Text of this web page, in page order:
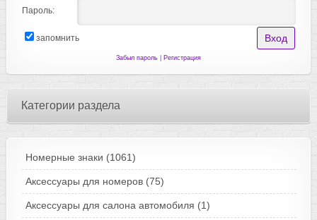
Пароль:
запомнить
Забыл пароль| Регистрация
Категории раздела
Номерные знаки (1061)
Аксессуары для номеров (75)
Аксессуары для салона автомобиля (1)